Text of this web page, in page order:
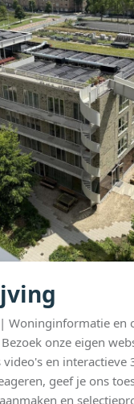
| Woninginformatie
onze eigen
en interactieve
geef je ons
en